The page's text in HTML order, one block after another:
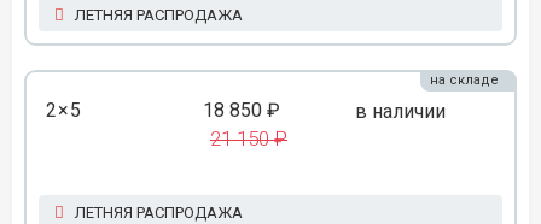
ЛЕТНЯЯ РАСПРОДАЖА
2×5 18 850 ₽
21 150 ₽
в наличии
на складе
ЛЕТНЯЯ РАСПРОДАЖА